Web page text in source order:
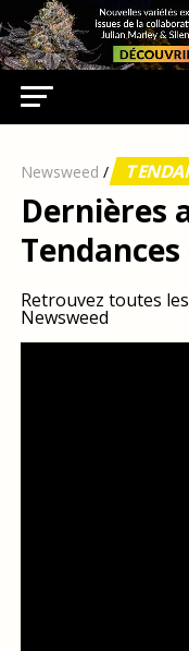
Newsweed /
Dernières
Tendances
Retrouvez toutes
Newsweed